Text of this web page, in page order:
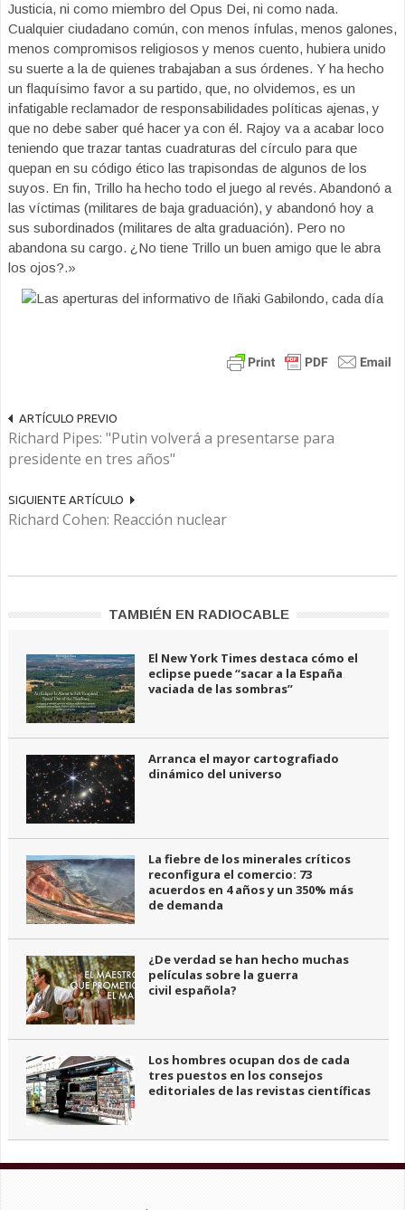
Justicia, ni como miembro del Opus Dei, ni como nada.
Cualquier ciudadano común, con menos ínfulas, menos galones,
menos compromisos religiosos y menos cuento, hubiera unido
su suerte a la de quienes trabajaban a sus órdenes. Y ha hecho
un flaquísimo favor a su partido, que, no olvidemos, es un
infatigable reclamador de responsabilidades políticas ajenas, y
que no debe saber qué hacer ya con él. Rajoy va a acabar loco
teniendo que trazar tantas cuadraturas del círculo para que
quepan en su código ético las trapisondas de algunos de los
suyos. En fin, Trillo ha hecho todo el juego al revés. Abandonó a
las víctimas (militares de baja graduación), y abandonó hoy a
sus subordinados (militares de alta graduación). Pero no
abandona su cargo. ¿No tiene Trillo un buen amigo que le abra
los ojos?.»
ARTÍCULO PREVIO
Richard Pipes: "Putin volverá a presentarse para
presidente en tres años"
SIGUIENTE ARTÍCULO
Richard Cohen: Reacción nuclear
TAMBIÉN EN RADIOCABLE
El New York Times destaca cómo el
eclipse puede “sacar a la España
vaciada de las sombras”
Arranca el mayor cartografiado
dinámico del universo
La fiebre de los minerales críticos
reconfigura el comercio: 73
acuerdos en 4 años y un 350% más
de demanda
¿De verdad se han hecho muchas
películas sobre la guerra
civil española?
Los hombres ocupan dos de cada
tres puestos en los consejos
editoriales de las revistas científicas